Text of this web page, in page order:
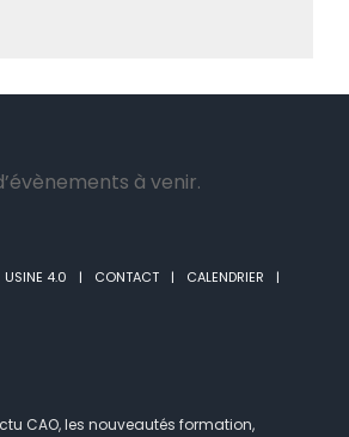
à venir.
USINE 4.0 CONTACT
CALENDRIER
CAO, les nouveautés formation,